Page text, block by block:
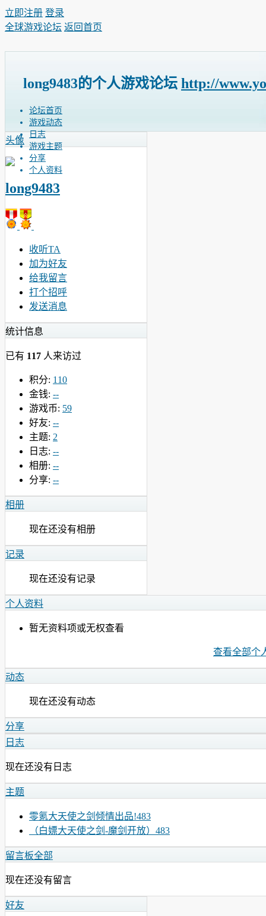
立即注册 登录
全球游戏论坛 返回首页
long9483的个人游戏论坛 http://
论坛首页
游戏动态
日志
游戏主题
分享
个人资料
头像
long9483
收听TA
加为好友
给我留言
打个招呼
发送消息
统计信息
已有 117 人来访过
积分: 110
金钱: --
游戏币: 59
好友: --
主题: 2
日志: --
相册: --
分享: --
相册
现在还没有相册
记录
现在还没有记录
个人资料
暂无资料项或无权查看
查看全部个
动态
现在还没有动态
分享
日志
现在还没有日志
主题
零氪大天使之剑倾情出品!483
（白嫖大天使之剑-魔剑开放）483
留言板全部
现在还没有留言
好友